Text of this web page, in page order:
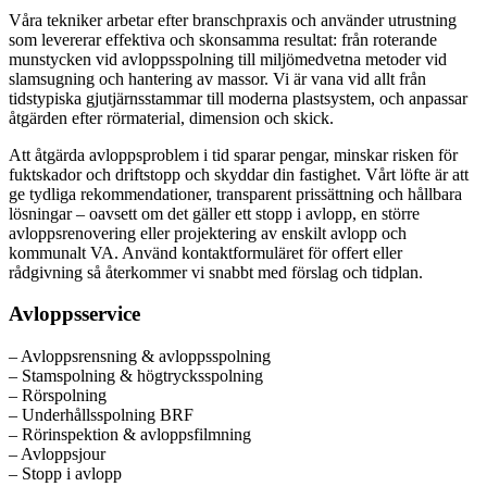
Våra tekniker arbetar efter branschpraxis och använder utrustning
som levererar effektiva och skonsamma resultat: från roterande
munstycken vid avloppsspolning till miljömedvetna metoder vid
slamsugning och hantering av massor. Vi är vana vid allt från
tidstypiska gjutjärnsstammar till moderna plastsystem, och anpassar
åtgärden efter rörmaterial, dimension och skick.
Att åtgärda avloppsproblem i tid sparar pengar, minskar risken för
fuktskador och driftstopp och skyddar din fastighet. Vårt löfte är att
ge tydliga rekommendationer, transparent prissättning och hållbara
lösningar – oavsett om det gäller ett stopp i avlopp, en större
avloppsrenovering eller projektering av enskilt avlopp och
kommunalt VA. Använd kontaktformuläret för offert eller
rådgivning så återkommer vi snabbt med förslag och tidplan.
Avloppsservice
– Avloppsrensning & avloppsspolning
– Stamspolning & högtrycksspolning
– Rörspolning
– Underhållsspolning BRF
– Rörinspektion & avloppsfilmning
– Avloppsjour
– Stopp i avlopp